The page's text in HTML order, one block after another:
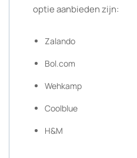
optie aanbieden zijn:
Zalando
Bol.com
Wehkamp
Coolblue
H&M